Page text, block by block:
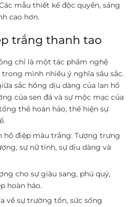
mẫu thiết kế độc quyền, sáng
cao hơn.
trắng thanh tao
chỉ là một tác phẩm nghệ
mình nhiều ý nghĩa sâu sắc.
sắc hồng dịu dàng của lan hồ
của sen đá và sự mộc mạc của
thể hoàn hảo, thể hiện sự
hồ điệp màu trắng: Tượng trưng
sự nữ tính, sự dịu dàng và
cho sự giàu sang, phú quý,
hoàn hảo.
về sự trường tồn, sức sống